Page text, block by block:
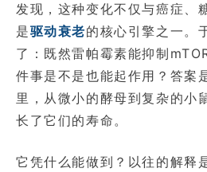
发现，这种变化不仅与癌症、
是驱动衰老的核心引擎之一。
了：既然雷帕霉素能抑制
件事是不是也能起作用？答案
里，从微小的酵母到复杂的小
长了它们的寿命。
它凭什么能做到？以往的解释